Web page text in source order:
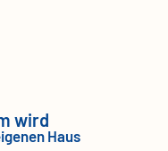
wird
Haus